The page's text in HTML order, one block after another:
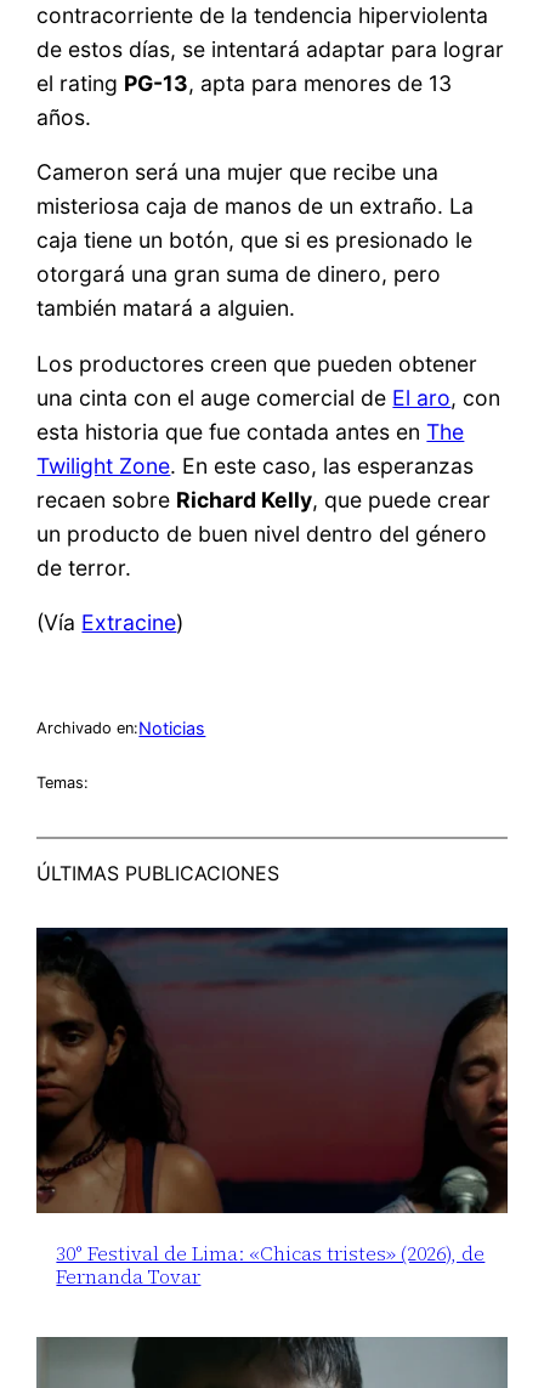
contracorriente de la tendencia hiperviolenta
de estos días, se intentará adaptar para lograr
el rating PG-13, apta para menores de 13
años.
Cameron será una mujer que recibe una
misteriosa caja de manos de un extraño. La
caja tiene un botón, que si es presionado le
otorgará una gran suma de dinero, pero
también matará a alguien.
Los productores creen que pueden obtener
una cinta con el auge comercial de El aro, con
esta historia que fue contada antes enThe
Twilight Zone. En este caso, las esperanzas
recaen sobre Richard Kelly, que puede crear
un producto de buen nivel dentro del género
de terror.
(Vía Extracine)
Archivado en:Noticias
Temas:
ÚLTIMAS PUBLICACIONES
30° Festival de Lima: «Chicas tristes» (2026), de
Fernanda Tovar